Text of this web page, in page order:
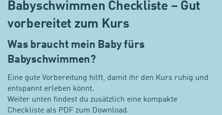
Babyschwimmen Checkliste – Gut
vorbereitet zum Kurs
Was braucht mein Baby fürs
Babyschwimmen?
Eine gute Vorbereitung hilft, damit ihr den Kurs ruhig und
entspannt erleben könnt.
Weiter unten findest du zusätzlich eine kompakte
Checkliste als PDF zum Download.